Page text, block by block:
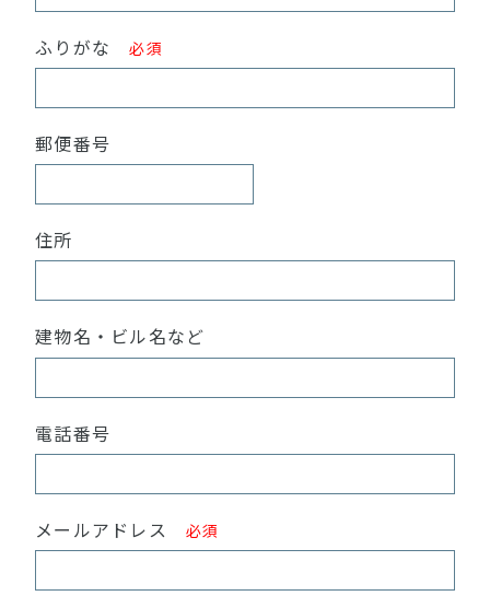
ふりがな必須
郵便番号
住所
建物名・ビル名など
電話番号
メールアドレス必須